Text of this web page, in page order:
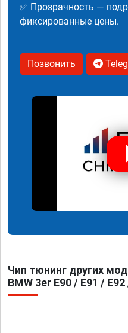
✅ Прозрачность —
фиксированные цены.
Позвонить
Чип тюнинг других
BMW 3er E90 / E91 / E92